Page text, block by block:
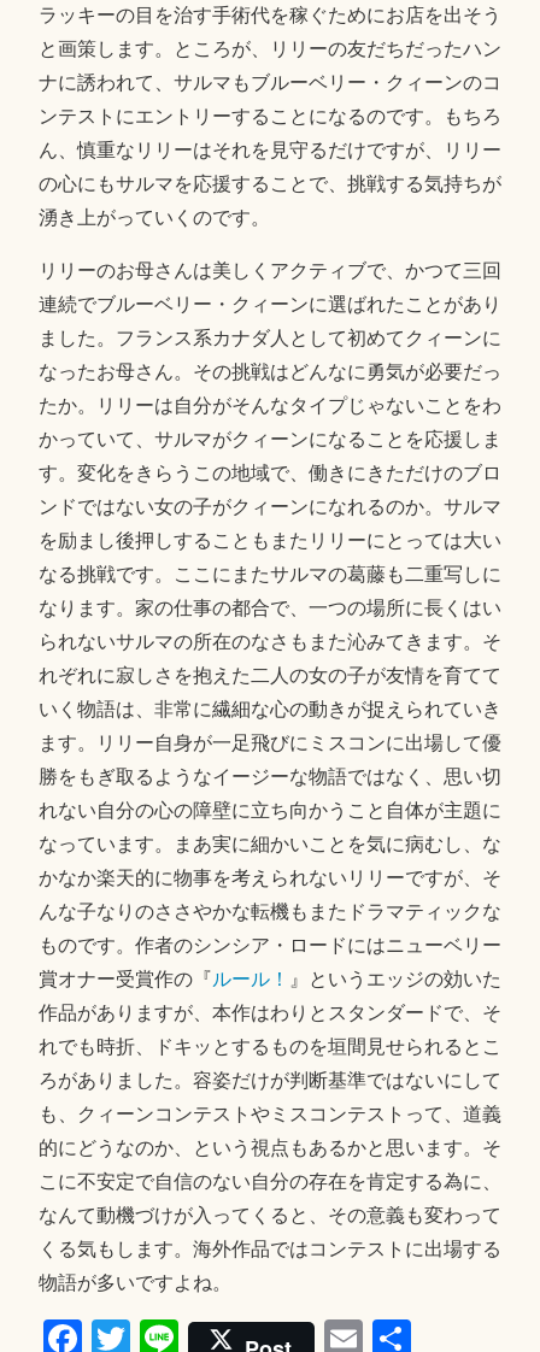
ラッキーの目を治す手術代を稼ぐためにお店を出そう
と画策します。ところが、リリーの友だちだったハン
ナに誘われて、サルマもブルーベリー・クィーンのコ
ンテストにエントリーすることになるのです。もちろ
ん、慎重なリリーはそれを見守るだけですが、リリー
の心にもサルマを応援することで、挑戦する気持ちが
湧き上がっていくのです。
リリーのお母さんは美しくアクティブで、かつて三回
連続でブルーベリー・クィーンに選ばれたことがあり
ました。フランス系カナダ人として初めてクィーンに
なったお母さん。その挑戦はどんなに勇気が必要だっ
たか。リリーは自分がそんなタイプじゃないことをわ
かっていて、サルマがクィーンになることを応援しま
す。変化をきらうこの地域で、働きにきただけのブロ
ンドではない女の子がクィーンになれるのか。サルマ
を励まし後押しすることもまたリリーにとっては大い
なる挑戦です。ここにまたサルマの葛藤も二重写しに
なります。家の仕事の都合で、一つの場所に長くはい
られないサルマの所在のなさもまた沁みてきます。そ
れぞれに寂しさを抱えた二人の女の子が友情を育てて
いく物語は、非常に繊細な心の動きが捉えられていき
ます。リリー自身が一足飛びにミスコンに出場して優
勝をもぎ取るようなイージーな物語ではなく、思い切
れない自分の心の障壁に立ち向かうこと自体が主題に
なっています。まあ実に細かいことを気に病むし、な
かなか楽天的に物事を考えられないリリーですが、そ
んな子なりのささやかな転機もまたドラマティックな
ものです。作者のシンシア・ロードにはニューベリー
賞オナー受賞作の『ルール！
』というエッジの効いた
作品がありますが、本作はわりとスタンダードで、そ
れでも時折、ドキッとするものを垣間見せられるとこ
ろがありました。容姿だけが判断基準ではないにして
も、クィーンコンテストやミスコンテストって、道義
的にどうなのか、という視点もあるかと思います。そ
こに不安定で自信のない自分の存在を肯定する為に、
なんて動機づけが入ってくると、その意義も変わって
くる気もします。海外作品ではコンテストに出場する
物語が多いですよね。
Fa T Li E 共